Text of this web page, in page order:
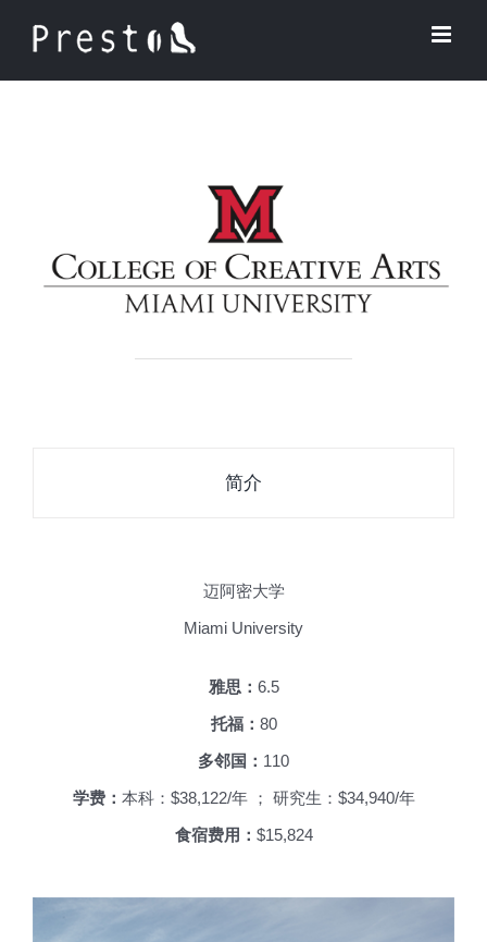
简介
迈阿密大学
Miami University
雅思： 6.5
托福： 80
多邻国： 110
学费： 本科：$38,122/年 ； 研究生：$34,940/年
食宿费用： $15,824